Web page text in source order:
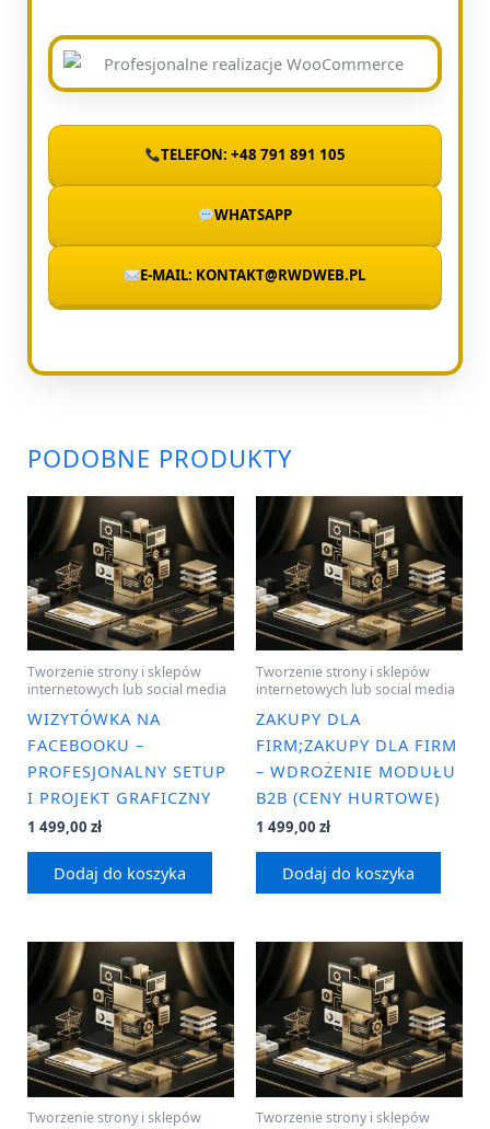
TELEFON: +48 791 891 105
WHATSAPP
E-MAIL: KONTAKT@RWDWEB.PL
PODOBNE PRODUKTY
Tworzenie strony i sklepów
internetowych lub social media
WIZYTÓWKA NA
FACEBOOKU –
PROFESJONALNY SETUP
I PROJEKT GRAFICZNY
1 499,00 zł
Dodaj do koszyka
Tworzenie strony i sklepów
internetowych lub social media
ZAKUPY DLA
FIRM;ZAKUPY DLA FIRM
– WDROŻENIE MODUŁU
B2B (CENY HURTOWE)
1 499,00 zł
Dodaj do koszyka
Tworzenie strony i sklepów
Tworzenie strony i sklepów